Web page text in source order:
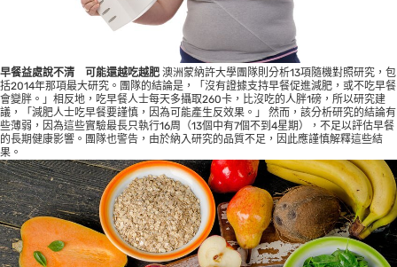
早餐益處說不清 可能還越吃越肥 澳洲蒙納許大學團隊則分析13項隨機對照研究，包
括2014年那項最大研究。團隊的結論是，「沒有證據支持早餐促進減肥，或不吃早餐
會變胖。」相反地，吃早餐人士每天多攝取260卡，比沒吃的人胖1磅，所以研究建
議，「減肥人士吃早餐要謹慎，因為可能產生反效果。」 然而，該分析研究的結論有
些薄弱，因為這些實驗最長只執行16周（13個中有7個不到4星期），不足以評估早餐
的長期健康影響。團隊也警告，由於納入研究的品質不足，因此應謹慎解釋這些結
果。